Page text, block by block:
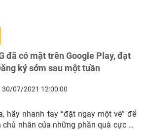
đã có mặt trên Google Play, đạt
ký sớm sau một tuần
30/07/2021 12:00:00
hãy nhanh tay “đặt ngay một vé” để
nhân của những phần quà cực kỳ